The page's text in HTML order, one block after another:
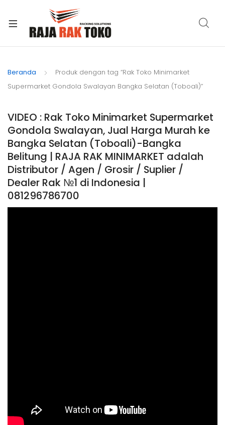
Beranda
Produk dengan tag “Rak Toko Minimarket
Supermarket Gondola Swalayan Bangka Selatan (Toboali)”
VIDEO : Rak Toko Minimarket Supermarket
Gondola Swalayan, Jual Harga Murah ke
Bangka Selatan (Toboali)-Bangka
Belitung | RAJA RAK MINIMARKET adalah
Distributor / Agen / Grosir / Suplier /
Dealer Rak №1 di Indonesia |
081296786700